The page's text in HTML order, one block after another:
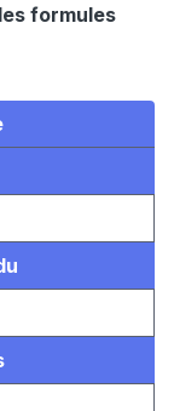
formules